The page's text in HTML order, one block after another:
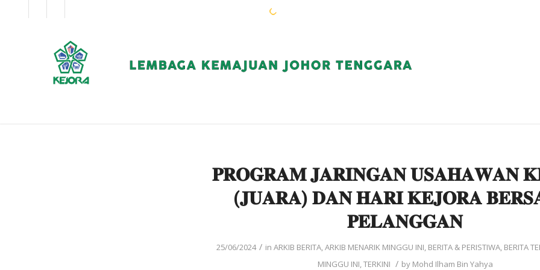
𝐏𝐑𝐎𝐆𝐑𝐀𝐌 𝐉𝐀𝐑𝐈𝐍𝐆𝐀𝐍 𝐔𝐒𝐀𝐇𝐀𝐖𝐀𝐍
(𝐉𝐔𝐀𝐑𝐀) 𝐃𝐀𝐍 𝐇𝐀𝐑𝐈 𝐊𝐄𝐉𝐎𝐑𝐀
𝐏𝐄𝐋𝐀𝐍𝐆𝐆𝐀𝐍
25/06/2024 / in ARKIB BERITA,ARKIB MENARIK MINGGU INI, BERITA & PERISTIWA, BERITA
MINGGU INI,TERKINI / by Mohd Ilham Bin Yahya